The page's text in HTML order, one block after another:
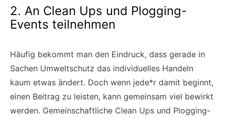
2. An Clean Ups und Plogging-
Events teilnehmen
Häufig bekommt man den Eindruck, dass gerade in
Sachen Umweltschutz das individuelles Handeln
kaum etwas ändert. Doch wenn jede*r damit beginnt,
einen Beitrag zu leisten, kann gemeinsam viel bewirkt
werden. Gemeinschaftliche Clean Ups und Plogging-